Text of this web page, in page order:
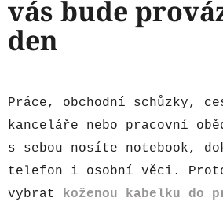
vás bude
den
Práce, obchodní schůzky,
kanceláře nebo pracovní
s sebou nosíte notebook,
telefon i osobní věci.
vybrat koženou kabelku do